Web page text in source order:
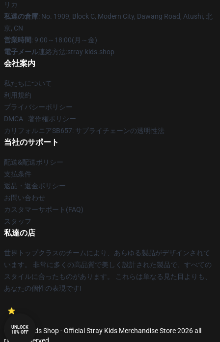
リカ
私達の倉庫: No. 1909, Block C, Modern City, Dawang Road, Atushi, 北
京, CN
営業時間: 9:00～18:00(月～金)
電子メール連絡方法:stray-kids.shop
会社案内
私たちについて
利用規約
プライバシーポリシー
DMCA - 著作権ポリシー
カリフォルニアSB657: サプライチェーンの透明性法
当社のサポート
配送&配送ポリシー
支払条件
返品・返金ポリシー
お問い合わせ
カスタマーサポート(FAQ)
スタッフ
私達の店
世界トップクラスのチームにより、あらゆる製品がデザインされて
います。 非常に多くの高品質で美しく設計された製品で、すべての
スタイルに合ったものがあります。 これらは単なる見た目よりも、
あなたの個性の表現です!
© Stray Kids Shop - Official Stray Kids Merchandise Store 2026 all
UNLOCK
10% OFF